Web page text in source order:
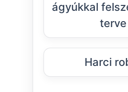
ágyúkkal
terve
Harci